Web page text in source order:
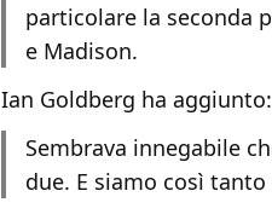
particolare la seconda
e Madison.
Ian Goldberg ha aggiunto:
Sembrava innegabile
due. E siamo così